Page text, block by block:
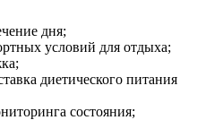
дня;
условий для отдыха;
диетического питания
состояния;